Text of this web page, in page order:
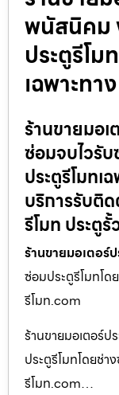
พนัสนิคม
ประตูรีโม
เฉพาะทา
ร้านขายมอ
ซ่อมจบไวรั
ประตูรีโมท
บริการรับติ
รีโมท ประตู
ร้านขายมอเตอร์
ซ่อมประตูรีโมทโด
รีโมท.com
ร้านขายมอเตอร์
ประตูรีโมทโดยช่า
รีโมท.com…